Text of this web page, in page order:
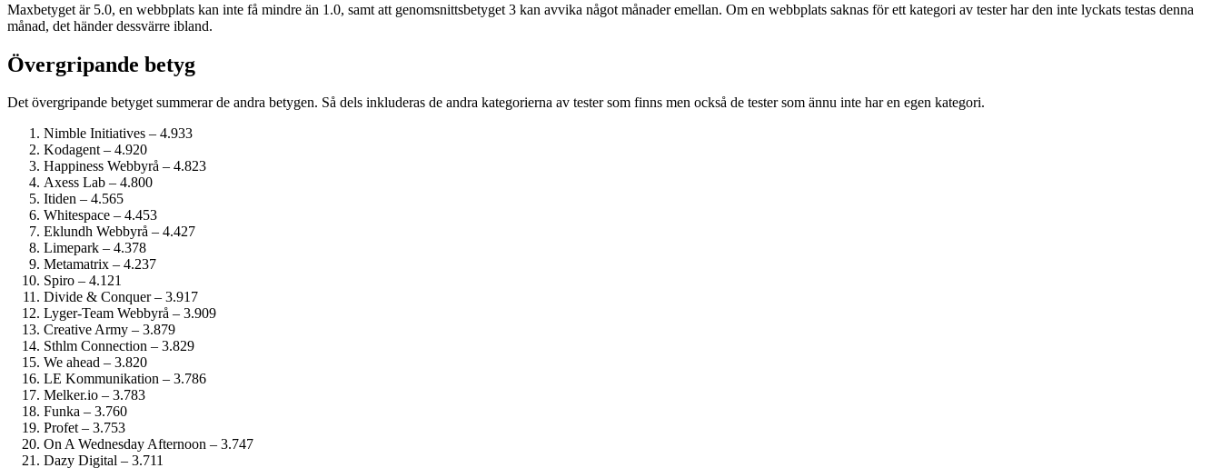
Maxbetyget är 5.0, en webbplats kan inte få mindre än 1.0, samt att genomsnittsbetyget 3 kan avvika något månader emellan. Om en webbplats saknas för ett kategori av tester har den inte lyckats testas denna
månad, det händer dessvärre ibland.
Övergripande betyg
Det övergripande betyget summerar de andra betygen. Så dels inkluderas de andra kategorierna av tester som finns men också de tester som ännu inte har en egen kategori.
Nimble Initiatives – 4.933
Kodagent – 4.920
Happiness Webbyrå – 4.823
Axess Lab – 4.800
Itiden – 4.565
Whitespace – 4.453
Eklundh Webbyrå – 4.427
Limepark – 4.378
Metamatrix – 4.237
Spiro – 4.121
Divide & Conquer – 3.917
Lyger-Team Webbyrå – 3.909
Creative Army – 3.879
Sthlm Connection – 3.829
We ahead – 3.820
LE Kommunikation – 3.786
Melker.io – 3.783
Funka – 3.760
Profet – 3.753
On A Wednesday Afternoon – 3.747
Dazy Digital – 3.711